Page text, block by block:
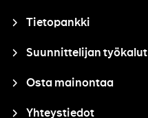
Tietopankki
Suunnittelijan työkalut
Osta mainontaa
Yhteystiedot